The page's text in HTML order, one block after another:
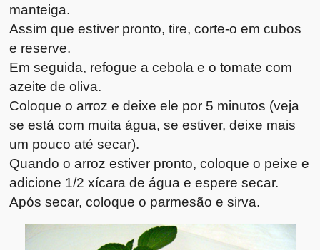
manteiga.
Assim que estiver pronto, tire, corte-o em cubos
e reserve.
Em seguida, refogue a cebola e o tomate com
azeite de oliva.
Coloque o arroz e deixe ele por 5 minutos (veja
se está com muita água, se estiver, deixe mais
um pouco até secar).
Quando o arroz estiver pronto, coloque o peixe e
adicione 1/2 xícara de água e espere secar.
Após secar, coloque o parmesão e sirva.